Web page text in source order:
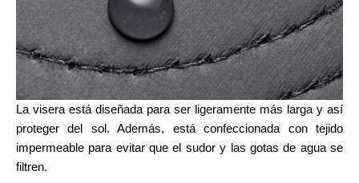
La visera está diseñada para ser ligeramente más larga y así
proteger del sol. Además, está confeccionada con tejido
impermeable para evitar que el sudor y las gotas de agua se
filtren.